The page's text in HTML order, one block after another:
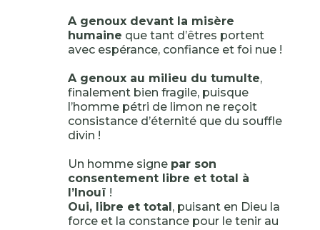
A genoux devant la misère
humaine que tant d’êtres portent
avec espérance, confiance et foi nue !
A genoux au milieu du tumulte,
finalement bien fragile, puisque
l’homme pétri de limon ne reçoit
consistance d’éternité que du souffle
divin !
Un homme signe par son
consentement libre et total à
l’Inouï !
Oui, libre et total, puisant en Dieu la
force et la constance pour le tenir au